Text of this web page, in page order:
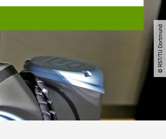
© RST​/​TU Dortmund